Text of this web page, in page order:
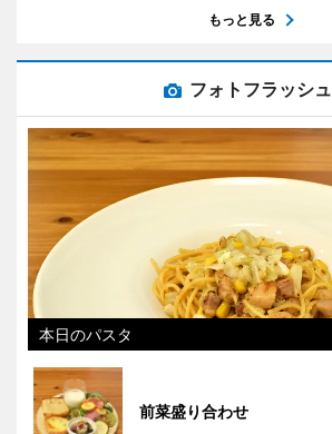
もっと見る
フォトフラッシュ
本日のパスタ
前菜盛り合わせ